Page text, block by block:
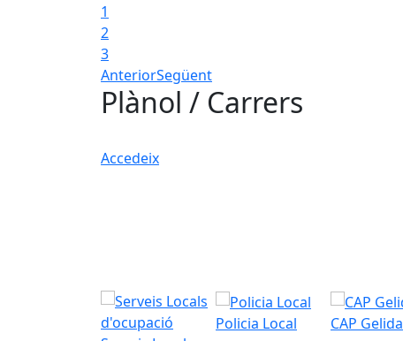
1
2
3
AnteriorSegüent
Plànol / Carrers
Accedeix
Policia Local
CAP Gelida